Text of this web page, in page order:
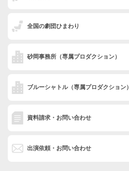
全国の劇団ひまわり
砂岡事務所 （専属プロダクション）
ブルーシャトル（専属プロダクション）
資料請求・お問い合わせ
出演依頼・お問い合わせ